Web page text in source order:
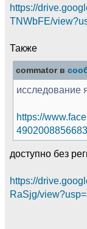
https://
TNWbFE/
Также
commator в
исследование
https://
доступно без
https://
RaSjg/